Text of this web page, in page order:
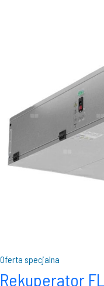
Oferta specjalna
Rekuperator